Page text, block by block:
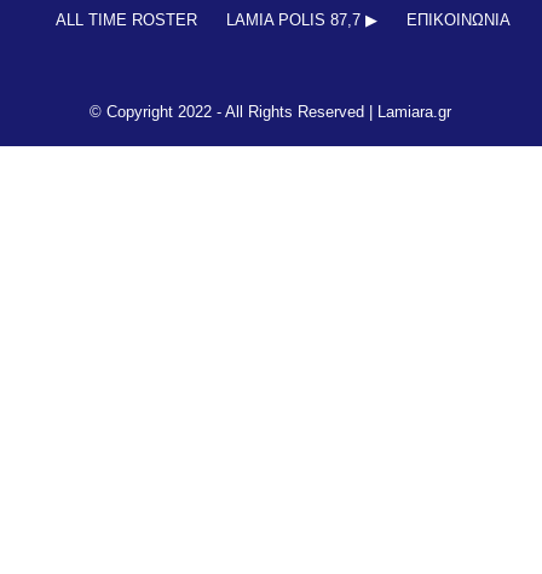
ALL TIME ROSTER
LAMIA POLIS 87,7 ▶︎ ΕΠΙΚΟΙΝΩΝΊΑ
© Copyright 2022 - All Rights Reserved | Lamiara.gr